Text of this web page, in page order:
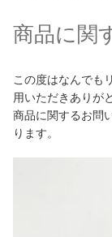
商品に関
この度はなんでも
用いただきありが
商品に関するお問
ります。